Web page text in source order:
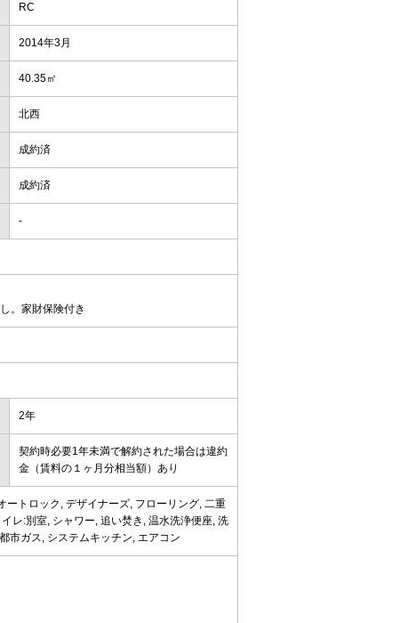
RC
2014年3月
40.35㎡
北西
成約済
成約済
-
。家財保険付き
2年
契約時必要1年未満で解約された場合は違約
金（賃料の１ヶ月分相当額）あり
ートロック, デザイナーズ, フローリング, 二重
レ:別室, シャワー, 追い焚き, 温水洗浄便座, 洗
市ガス, システムキッチン, エアコン